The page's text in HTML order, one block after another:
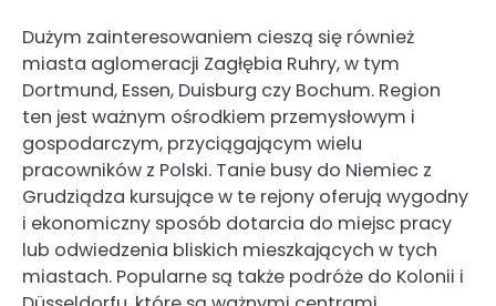
Dużym zainteresowaniem cieszą się również
miasta aglomeracji Zagłębia Ruhry, w tym
Dortmund, Essen, Duisburg czy Bochum. Region
ten jest ważnym ośrodkiem przemysłowym i
gospodarczym, przyciągającym wielu
pracowników z Polski. Tanie busy do Niemiec z
Grudziądza kursujące w te rejony oferują wygodny
i ekonomiczny sposób dotarcia do miejsc pracy
lub odwiedzenia bliskich mieszkających w tych
miastach. Popularne są także podróże do Kolonii i